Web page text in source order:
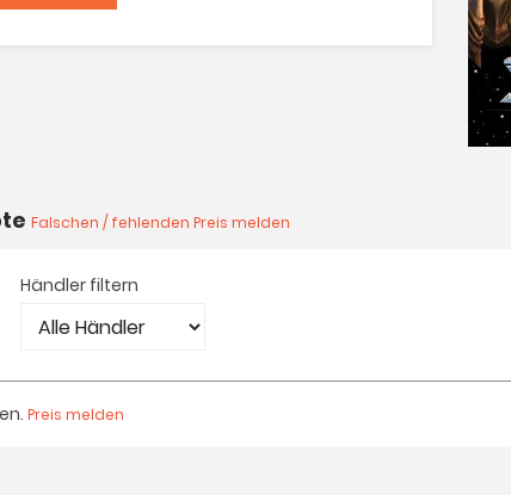
Falschen / fehlenden Preis melden
Händler filtern
Preis melden